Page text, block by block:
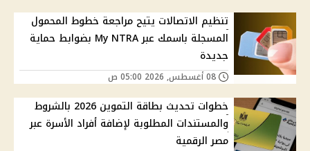
تنظيم الاتصالات يتيح مراجعة خطوط المحمول
المسجلة باسمك عبر My NTRA بضوابط حماية
جديدة
خطوات تحديث بطاقة التموين 2026 بالشروط
والمستندات المطلوبة لإضافة أفراد الأسرة عبر
مصر الرقمية